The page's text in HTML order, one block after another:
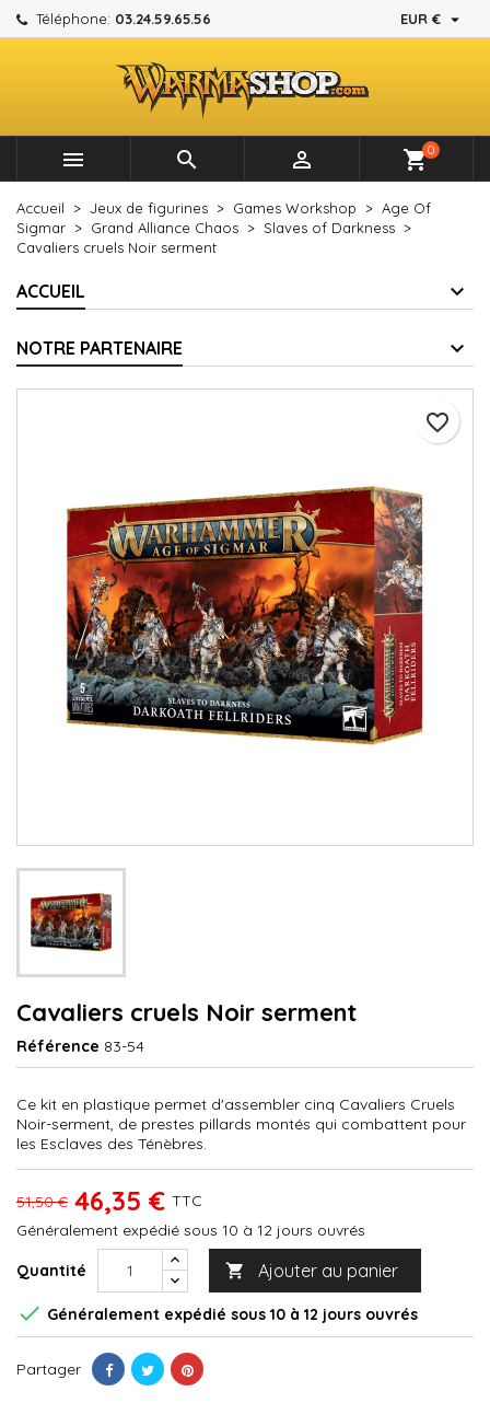
Téléphone: 03.24.59.65.56 EUR € 
   shopping_cart0
Accueil Jeux de figurines Games Workshop
Age Of
Sigmar
Grand Alliance Chaos
Slaves of Darkness
Cavaliers cruels Noir serment
ACCUEIL
NOTRE PARTENAIRE
Cavaliers cruels Noir serment
Référence 83-54
Ce kit en plastique permet d'assembler cinq Cavaliers Cruels
Noir-serment, de prestes pillards montés qui combattent pour
les Esclaves des Ténèbres.
51,50 € 46,35 € TTC
Généralement expédié sous 10 à 12 jours ouvrés
Quantité  Ajouter au panier
favorite_border
 Généralement expédié sous 10 à 12 jours ouvrés
Partager
Mes listes d'envies ×
Créer une nouvelle liste
Créer une liste d'envies ×
Nom de la liste d'envies
Annuler Créer une liste d'envies
Connexion ×
Vous devez être connecté pour ajouter des produits à
votre liste d'envies.